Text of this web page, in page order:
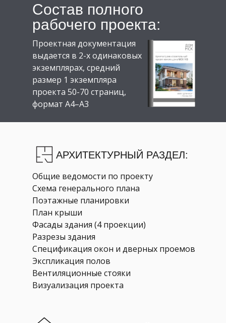
Cостав полного
рабочего проекта:
Проектная документация
выдается в 2-х одинаковых
экземплярах, средний
размер 1 экземпляра
проекта 50-70 страниц,
формат А4–А3
АРХИТЕКТУРНЫЙ РАЗДЕЛ:
Общие ведомости по проекту
Схема генерального плана
Поэтажные планировки
План крыши
Фасады здания (4 проекции)
Разрезы здания
Спецификация окон и дверных проемов
Экспликация полов
Вентиляционные стояки
Визуализация проекта